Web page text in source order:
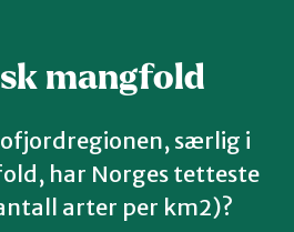
mangfold
særlig i
har Norges tetteste
arter per km2)?